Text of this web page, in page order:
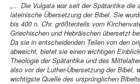
„… Die Vulgata war seit der Spätantike die
lateinische Übersetzung der Bibel. Sie
bis 400 n. Chr. größtenteils vom
Griechischen und Hebräischen übersetzt
Da sie in entscheidenden Teilen von den
abweicht, bietet sie einen wichtigen
Theologie der Spätantike und des
also vor der Luther-Übersetzung der Bibel,
wichtigste Quelle des ursprünglichen